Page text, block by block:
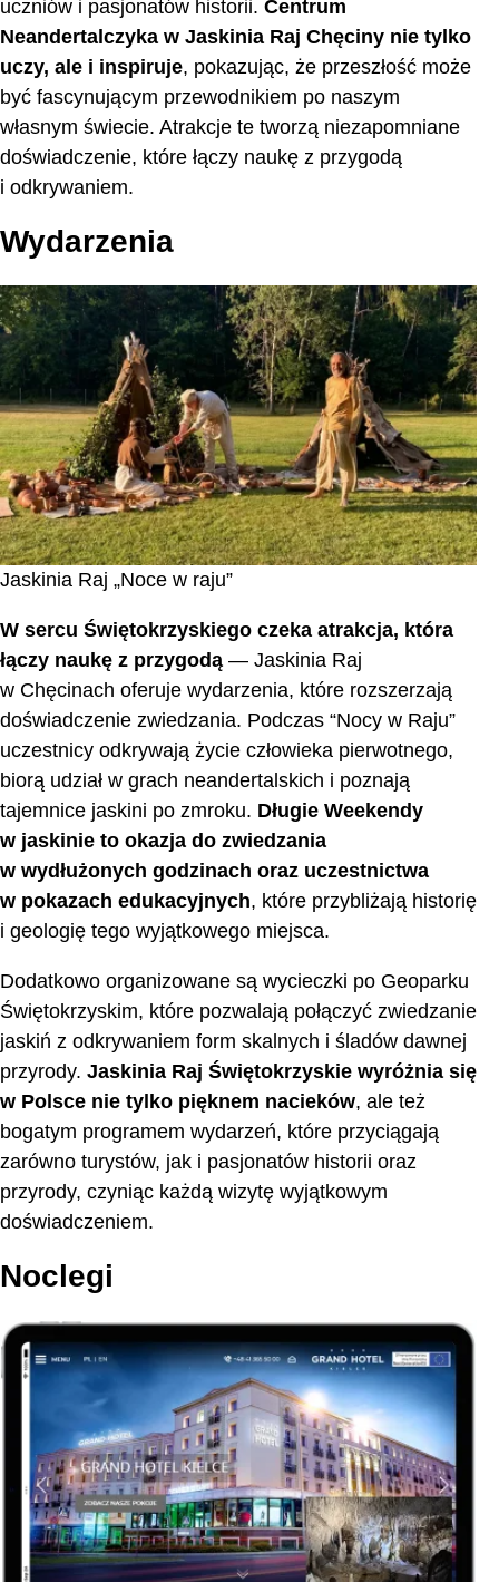
uczniów i pasjonatów historii. Centrum
Neandertalczyka w Jaskinia Raj Chęciny nie tylko
uczy, ale i inspiruje, pokazując, że przeszłość może
być fascynującym przewodnikiem po naszym
własnym świecie. Atrakcje te tworzą niezapomniane
doświadczenie, które łączy naukę z przygodą
i odkrywaniem.
Wydarzenia
Jaskinia Raj „Noce w raju”
W sercu Świętokrzyskiego czeka atrakcja, która
łączy naukę z przygodą — Jaskinia Raj
w Chęcinach oferuje wydarzenia, które rozszerzają
doświadczenie zwiedzania. Podczas “Nocy w Raju”
uczestnicy odkrywają życie człowieka pierwotnego,
biorą udział w grach neandertalskich i poznają
tajemnice jaskini po zmroku. Długie Weekendy
w jaskinie to okazja do zwiedzania
w wydłużonych godzinach oraz uczestnictwa
w pokazach edukacyjnych, które przybliżają historię
i geologię tego wyjątkowego miejsca.
Dodatkowo organizowane są wycieczki po Geoparku
Świętokrzyskim, które pozwalają połączyć zwiedzanie
jaskiń z odkrywaniem form skalnych i śladów dawnej
przyrody. Jaskinia Raj Świętokrzyskie wyróżnia się
w Polsce nie tylko pięknem nacieków, ale też
bogatym programem wydarzeń, które przyciągają
zarówno turystów, jak i pasjonatów historii oraz
przyrody, czyniąc każdą wizytę wyjątkowym
doświadczeniem.
Noclegi